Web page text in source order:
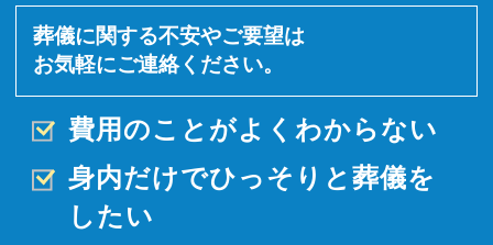
葬儀に関する不安やご要望は
お気軽にご連絡ください。
費用のことがよくわからない
身内だけでひっそりと 葬儀を
したい